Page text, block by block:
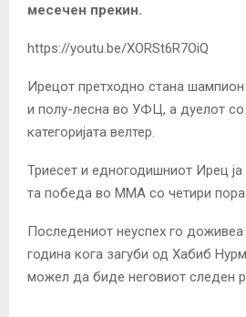
месечен прекин.
https://youtu.be/XORSt6R7OiQ
Ирецот претходно стана шампион
и полу-лесна во УФЦ, а дуелот со
категоријата велтер.
Триесет и едногодишниот Ирец ја
та победа во ММА со четири
Последениот неуспех го
година кога загуби од Хабиб
можел да биде неговиот следен